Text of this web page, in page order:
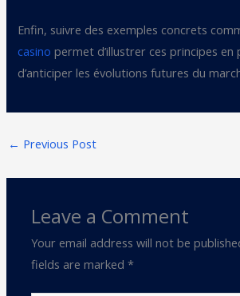
Enfin, suivre des exemples concrets
casino permet d’illustrer ces principes
d’anticiper les évolutions futures du
← Previous Post
Leave a Comment
Your email address will not be
fields are marked*